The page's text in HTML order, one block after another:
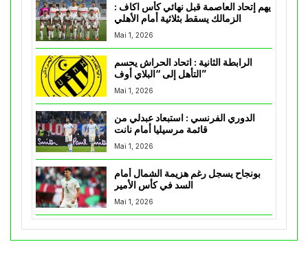
يهم إتحاد العاصمة قبل نهائي كأس اكاف :
Mai 1, 2026
الرابطة الثانية : اتحاد الحراش يحسم
التأهل إلى “البلاي أوف”
Mai 1, 2026
الدوري الفرنسي : استبعاد عبدلي من
قائمة مرسيليا أمام نانت
Mai 1, 2026
بونجاح يسجل رغم هزيمة الشمال أمام
السد في كأس الأمير
Mai 1, 2026